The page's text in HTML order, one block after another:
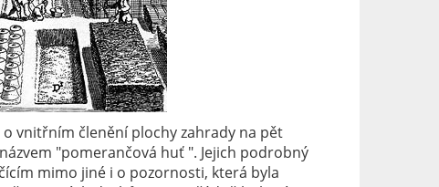
vnitřním členění plochy zahrady na pět
"pomerančová huť ". Jejich podrobný
mimo jiné i o pozornosti, která byla